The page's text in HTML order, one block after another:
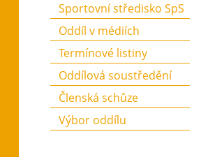
Sportovní středisko SpS
Oddíl v médiích
Termínové listiny
Oddílová soustředění
Členská schůze
Výbor oddílu